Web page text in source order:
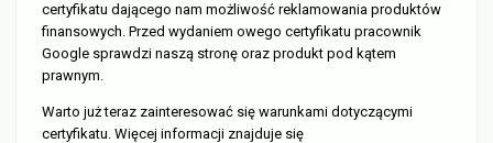
certyfikatu dającego nam możliwość reklamowania produktów
finansowych. Przed wydaniem owego certyfikatu pracownik
Google sprawdzi naszą stronę oraz produkt pod kątem
prawnym.
Warto już teraz zainteresować się warunkami dotyczącymi
certyfikatu. Więcej informacji znajduje się